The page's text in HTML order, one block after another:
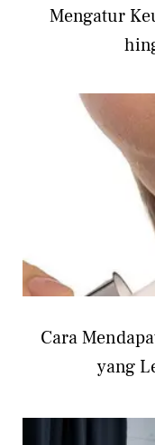
Mengatur
Cara
yang